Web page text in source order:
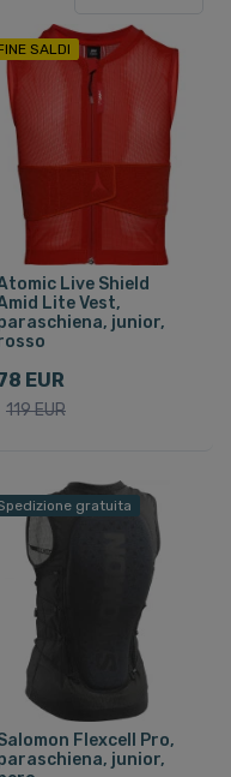
SALDI
Live Shield
Lite Vest,
junior,
EUR
119 EUR
gratuita
Flexcell Pro,
junior,